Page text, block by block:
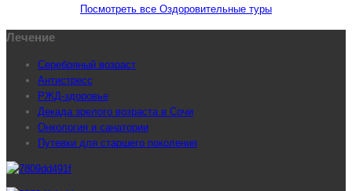
Посмотреть все Оздоровительные туры
Лечение
Серебряный возраст
Антистресс
РЖД-здоровье
Декада зрелого возраста в Сочи
Онкология и санатории
Путевки для старшего поколения